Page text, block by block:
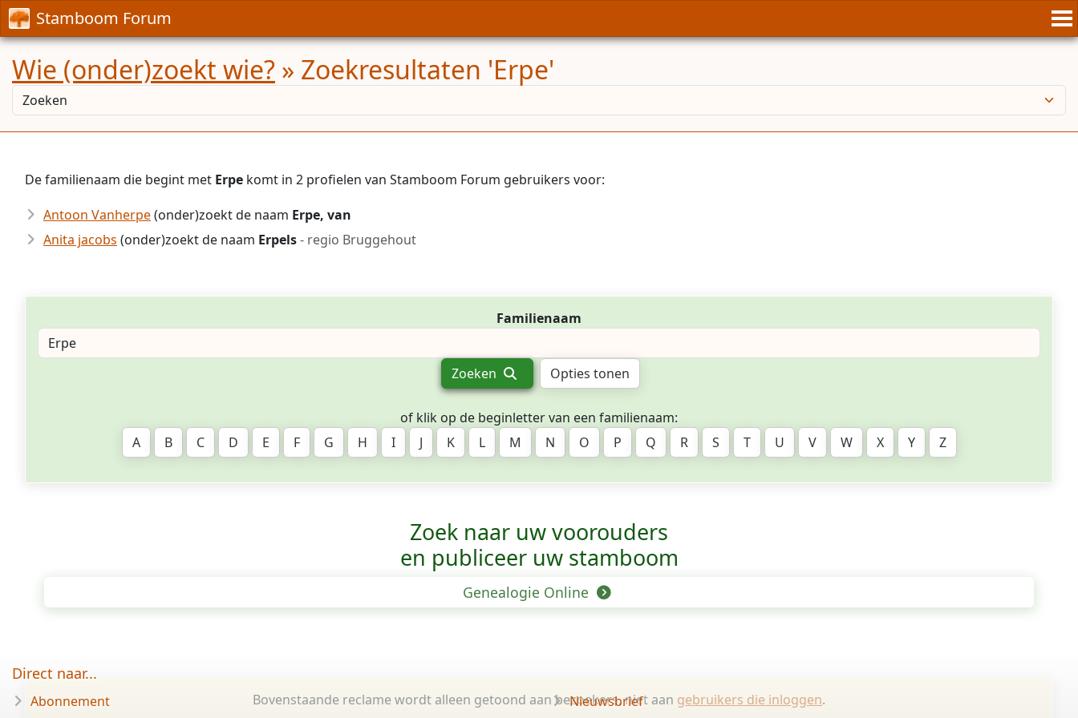
Stamboom Forum
Wie (onder)zoekt wie? » Zoekresultaten 'Erpe'
De familienaam die begint met Erpe komt in 2 profielen van Stamboom Forum gebruikers voor:
Antoon Vanherpe(onder)zoekt de naam Erpe, van
Anita jacobs (onder)zoekt de naam Erpels- regio Bruggehout
Familienaam
Zoeken Opties tonen
of klik op de beginletter van een familienaam:
A
B C D E F G H I J K L M N O P Q R S T U V W X Y Z
Zoek naar uw voorouders
en publiceer uw stamboom
Genealogie Online
Bovenstaande reclame wordt alleen getoond aan bezoekers, niet aan gebruikers die inloggen.
Direct naar...
Abonnement
Nieuwsbrief